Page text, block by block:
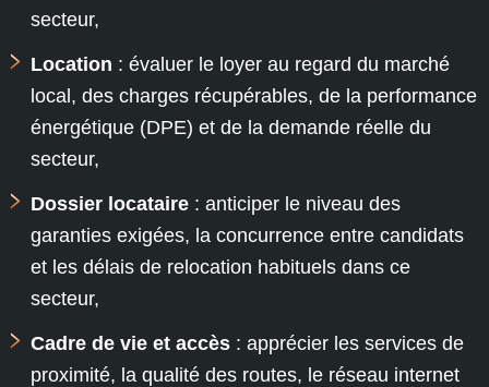
secteur,
Location : évaluer le loyer au regard du marché
local, des charges récupérables, de la performance
énergétique (DPE) et de la demande réelle du
secteur,
Dossier locataire : anticiper le niveau des
garanties exigées, la concurrence entre candidats
et les délais de relocation habituels dans ce
secteur,
Cadre de vie et accès : apprécier les services de
proximité, la qualité des routes, le réseau internet